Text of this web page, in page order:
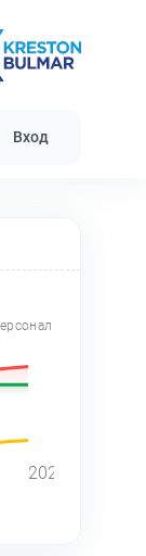
Вход
2024